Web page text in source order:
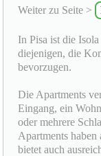
Weiter zu Seite >
In Pisa ist die
diejenigen, die
bevorzugen.
Die Apartments
Eingang, ein
oder mehrere
Apartments
bietet auch